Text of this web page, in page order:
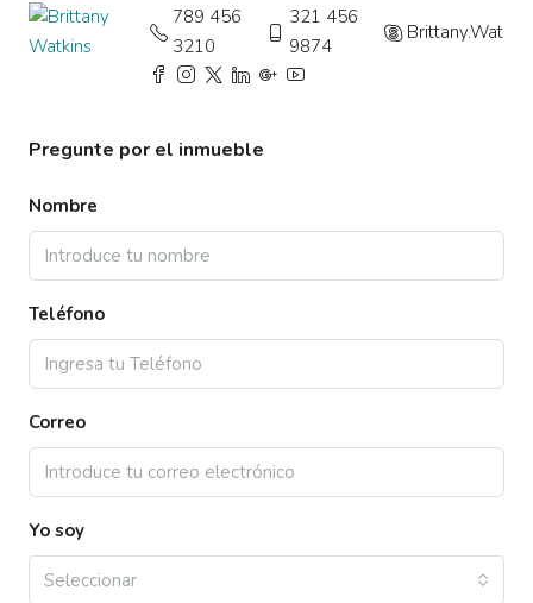
789 456
3210
321 456
9874
Brittany.Watkins
Pregunte por el inmueble
Nombre
Teléfono
Correo
Yo soy
Seleccionar